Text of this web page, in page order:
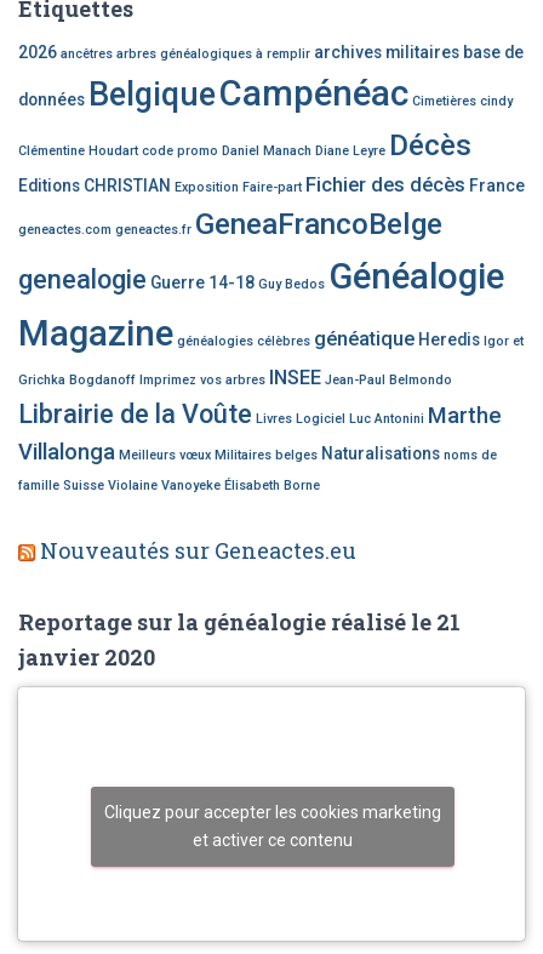
Étiquettes
2026 ancêtres arbres généalogiques à remplir archives militaires base de
données BelgiqueCampénéac Cimetières cindy
Clémentine Houdart code promo Daniel Manach Diane Leyre Décès
Editions CHRISTIAN Exposition Faire-part Fichier des décès France
geneactes.com geneactes.fr GeneaFrancoBelge
genealogie Guerre 14-18 Guy Bedos Généalogie
Magazine généalogies célèbres généatique Heredis Igor et
Grichka Bogdanoff Imprimez vos arbres INSEE Jean-Paul Belmondo
Librairie de la Voûte Livres Logiciel Luc Antonini Marthe
Villalonga Meilleurs vœux Militaires belges Naturalisations noms de
famille Suisse Violaine Vanoyeke Élisabeth Borne
Nouveautés sur Geneactes.eu
Reportage sur la généalogie réalisé le 21
janvier 2020
Cliquez pour accepter les cookies marketing
et activer ce contenu